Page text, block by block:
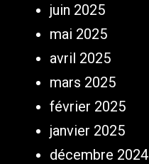
juin 2025
mai 2025
avril 2025
mars 2025
février 2025
janvier 2025
décembre 2024